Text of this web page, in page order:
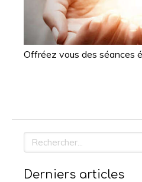
Offréez vous des séances
Rechercher
Derniers articles